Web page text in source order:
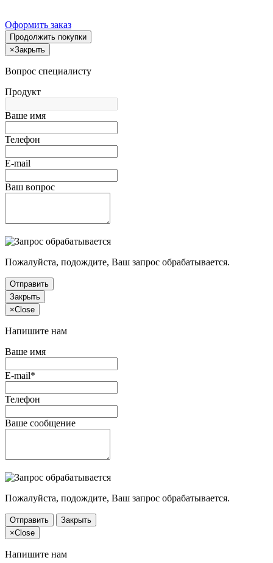
Оформить заказ
Продолжить покупки
×Закрыть
Вопрос специалисту
Продукт
Ваше имя
Телефон
E-mail
Ваш вопрос
Пожалуйста, подождите, Ваш запрос обрабатывается.
Отправить
Закрыть
×Close
Напишите нам
Ваше имя
E-mail*
Телефон
Ваше сообщение
Пожалуйста, подождите, Ваш запрос обрабатывается.
Отправить
Закрыть
×Close
Напишите нам